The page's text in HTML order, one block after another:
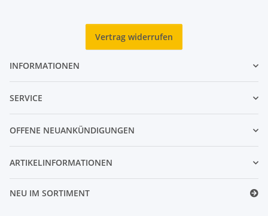
Vertrag widerrufen
INFORMATIONEN
SERVICE
OFFENE NEUANKÜNDIGUNGEN
ARTIKELINFORMATIONEN
NEU IM SORTIMENT